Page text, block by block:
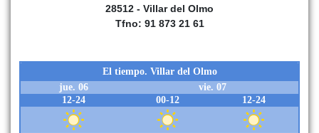
28512 - Villar del Olmo
Tfno: 91 873 21 61